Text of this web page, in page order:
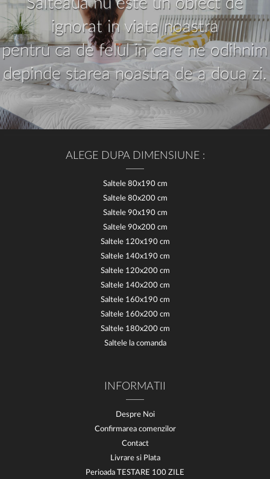
ignorat in viata noastra
pentru ca de felul in care ne odihnim
depinde starea noastra de a doua zi.
ALEGE DUPA DIMENSIUNE :
Saltele 80x190 cm
Saltele 80x200 cm
Saltele 90x190 cm
Saltele 90x200 cm
Saltele 120x190 cm
Saltele 140x190 cm
Saltele 120x200 cm
Saltele 140x200 cm
Saltele 160x190 cm
Saltele 160x200 cm
Saltele 180x200 cm
Saltele la comanda
INFORMATII
Despre Noi
Confirmarea comenzilor
Contact
Livrare si Plata
Perioada TESTARE 100 ZILE